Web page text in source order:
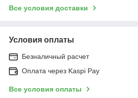
Все условия доставки
Условия оплаты
Безналичный расчет
Оплата через Kaspi Pay
Все условия оплаты